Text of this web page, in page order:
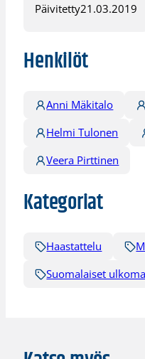
Päivitetty21.03.2019
Henkilöt
Anni Mäkitalo
Helmi Tulonen
Veera Pirttinen
Kategoriat
Haastattelu
Suomalaiset